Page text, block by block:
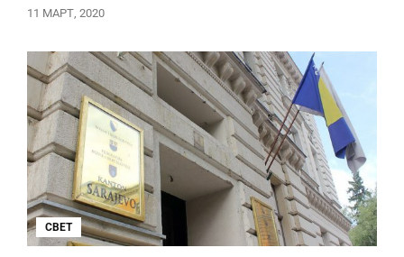
11 МАРТ, 2020
СВЕТ